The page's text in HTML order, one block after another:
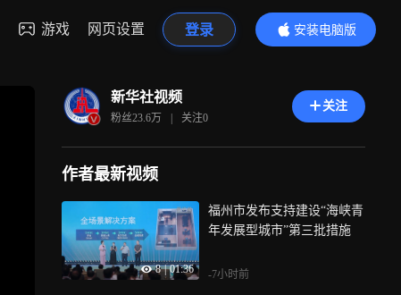
游戏 网页设置 登录
安装电脑版
内容更精彩
新华社视频
粉丝23.6万 | 关注0
关注
作者最新视频
8 | 01:36
福州市发布支持建设“海峡青
年发展型城市”第三批措施
-7小时前